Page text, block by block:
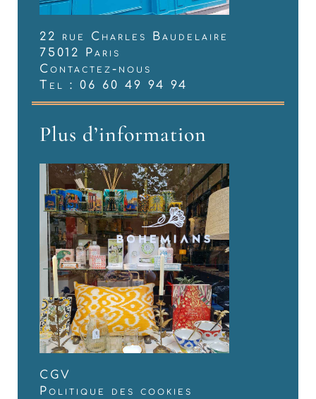
22 rue Charles Baudelaire
75012 Paris
Contactez-nous
Tel : 06 60 49 94 94
Plus d’information
CGV
Politique des cookies